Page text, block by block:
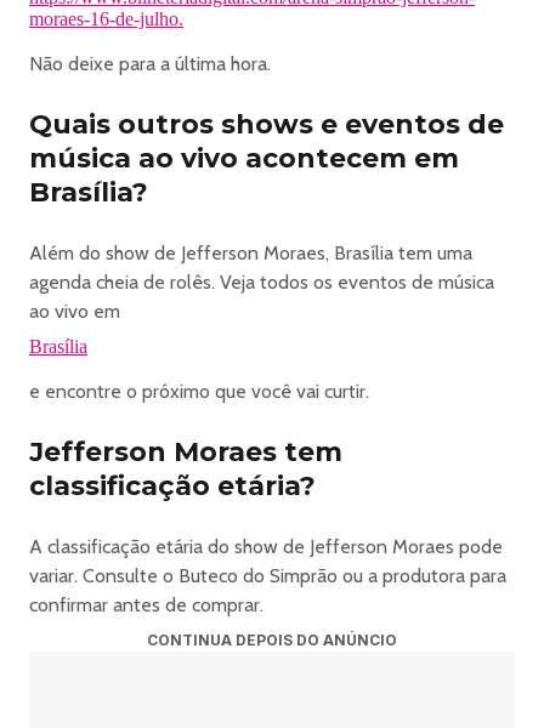
moraes-16-de-julho.
Não deixe para a última hora.
Quais outros shows e eventos de
música ao vivo acontecem em
Brasília?
Além do show de Jefferson Moraes, Brasília tem uma
agenda cheia de rolês. Veja todos os eventos de música
ao vivo em
Brasília
e encontre o próximo que você vai curtir.
Jefferson Moraes tem
classificação etária?
A classificação etária do show de Jefferson Moraes pode
variar. Consulte o Buteco do Simprão ou a produtora para
confirmar antes de comprar.
CONTINUA DEPOIS DO ANÚNCIO